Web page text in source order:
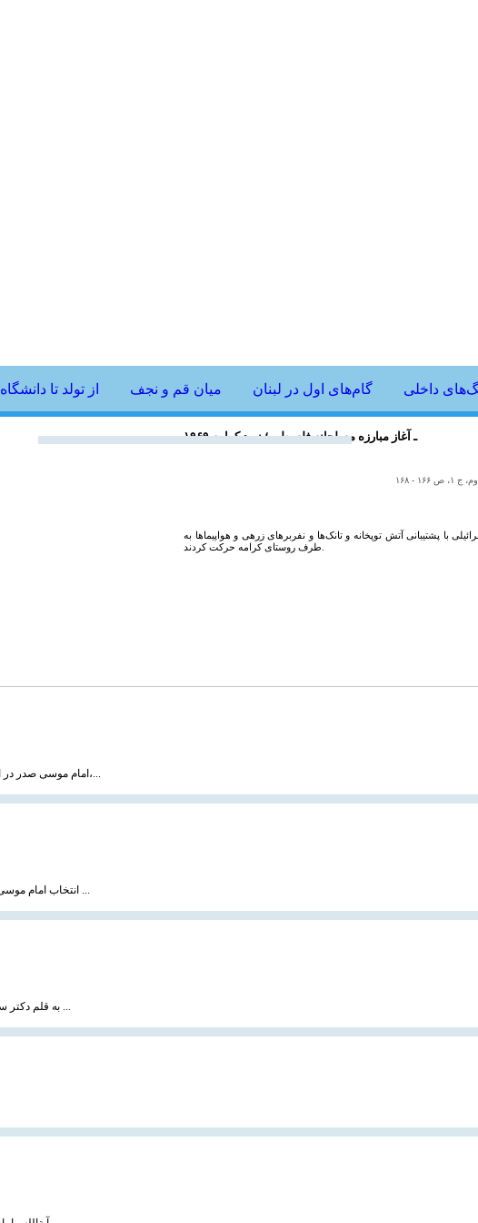
از تولد تا دانشگاه میان قم و نجف گام‌های اول در لبنان داخلی
۱۹۶۹ ـ آغاز مبارزه‌ مسلحانه‌ فلسطين؛ نبرد کرامه
- ۱۶۸
اشغالگر اسرائیلی با پشتیبانی آتش توپخانه و تانک‌ها و نفربرهای زرهی و هواپیما‌ها به
امام موسی صدر در اواخر سال ۱۳۳۸ و به دنبال توصیه‌های حضرات آیات بروجردی، حکیم و شیخ مرتضی آل یاسین،...
انتخاب امام موسی صدر به رهبری و زعامت عالی شیعیان لبنان امری تصادفی و اتفاقی نبود بلکه معلول عوامل ...
به قلم دکتر سید یاسر یائو جیده ، سایت مسلم هرالد هنگ كنگ ترجمه : رضا مرادزاده ، 20 بهمن 1383 مقاله ...